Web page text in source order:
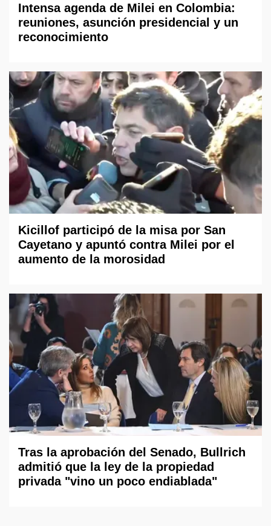
Intensa agenda de Milei en Colombia:
reuniones, asunción presidencial y un
reconocimiento
Kicillof participó de la misa por San
Cayetano y apuntó contra Milei por el
aumento de la morosidad
Tras la aprobación del Senado, Bullrich
admitió que la ley de la propiedad
privada "vino un poco endiablada"